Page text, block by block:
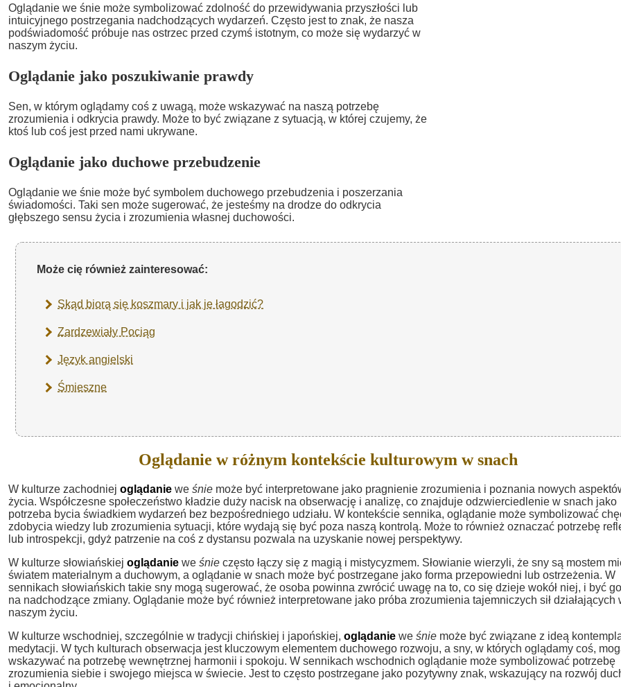
Oglądanie we śnie może symbolizować zdolność do przewidywania przyszłości lub
intuicyjnego postrzegania nadchodzących wydarzeń. Często jest to znak, że nasza
podświadomość próbuje nas ostrzec przed czymś istotnym, co może się wydarzyć w
naszym życiu.
Oglądanie jako poszukiwanie prawdy
Sen, w którym oglądamy coś z uwagą, może wskazywać na naszą potrzebę
zrozumienia i odkrycia prawdy. Może to być związane z sytuacją, w której czujemy, że
ktoś lub coś jest przed nami ukrywane.
Oglądanie jako duchowe przebudzenie
Oglądanie we śnie może być symbolem duchowego przebudzenia i poszerzania
świadomości. Taki sen może sugerować, że jesteśmy na drodze do odkrycia
głębszego sensu życia i zrozumienia własnej duchowości.
Może cię również zainteresować:
Skąd biorą się koszmary i jak je łagodzić?
Zardzewiały Pociąg
Język angielski
Śmieszne
Oglądanie w różnym kontekście kulturowym w snach
W kulturze zachodniej oglądanie we śnie może być interpretowane jako pragnienie zrozumienia i poznania nowych
życia. Współczesne społeczeństwo kładzie duży nacisk na obserwację i analizę, co znajduje odzwierciedlenie w snach jako
potrzeba bycia świadkiem wydarzeń bez bezpośredniego udziału. W kontekście sennika, oglądanie może symbolizować
zdobycia wiedzy lub zrozumienia sytuacji, które wydają się być poza naszą kontrolą. Może to również oznaczać potrzebę
lub introspekcji, gdyż patrzenie na coś z dystansu pozwala na uzyskanie nowej perspektywy.
W kulturze słowiańskiej oglądanie we śnie często łączy się z magią i mistycyzmem. Słowianie wierzyli, że sny są mostem
światem materialnym a duchowym, a oglądanie w snach może być postrzegane jako forma przepowiedni lub ostrzeżenia. W
sennikach słowiańskich takie sny mogą sugerować, że osoba powinna zwrócić uwagę na to, co się dzieje wokół niej, i być
na nadchodzące zmiany. Oglądanie może być również interpretowane jako próba zrozumienia tajemniczych sił działających
naszym życiu.
W kulturze wschodniej, szczególnie w tradycji chińskiej i japońskiej, oglądanie we śnie może być związane z ideą
medytacji. W tych kulturach obserwacja jest kluczowym elementem duchowego rozwoju, a sny, w których oglądamy coś,
wskazywać na potrzebę wewnętrznej harmonii i spokoju. W sennikach wschodnich oglądanie może symbolizować potrzebę
zrozumienia siebie i swojego miejsca w świecie. Jest to często postrzegane jako pozytywny znak, wskazujący na rozwój